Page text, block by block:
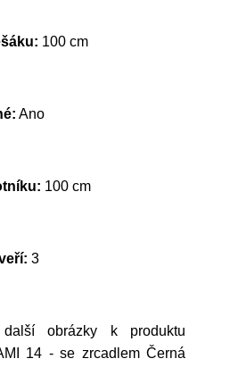
100 cm
Ano
100 cm
3
obrázky k produktu
14 - se zrcadlem Černá